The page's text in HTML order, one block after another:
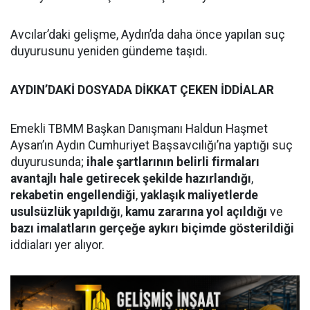
Avcılar’daki gelişme, Aydın’da daha önce yapılan suç
duyurusunu yeniden gündeme taşıdı.
AYDIN’DAKİ DOSYADA DİKKAT ÇEKEN İDDİALAR
Emekli TBMM Başkan Danışmanı Haldun Haşmet
Aysan’ın Aydın Cumhuriyet Başsavcılığı’na yaptığı suç
duyurusunda; ihale şartlarının belirli firmaları
avantajlı hale getirecek şekilde hazırlandığı,
rekabetin engellendiği, yaklaşık maliyetlerde
usulsüzlük yapıldığı, kamu zararına yol açıldığı ve
bazı imalatların gerçeğe aykırı biçimde gösterildiği
iddiaları yer alıyor.